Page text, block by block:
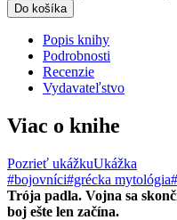
Do košíka
Popis knihy
Podrobnosti
Recenzie
Vydavateľstvo
Viac o knihe
Pozrieť ukážkuUkážka
#bojovníci#grécka mytológia
Trója padla. Vojna sa
boj ešte len začína.